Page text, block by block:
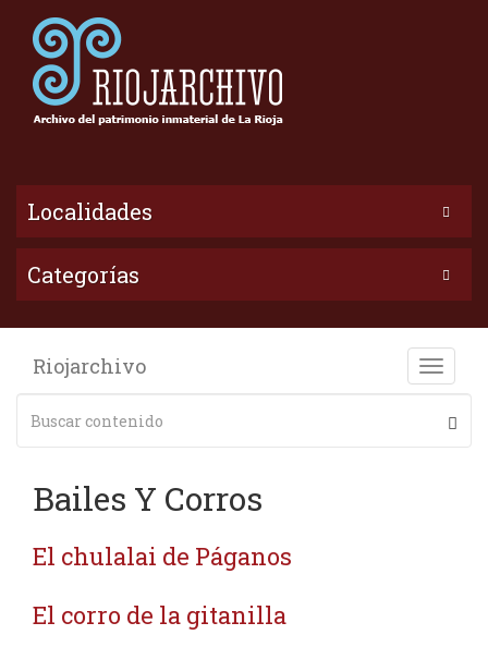
Localidades
Categorías
Toggle
Riojarchivo
Bailes Y Corros
El chulalai de Páganos
El corro de la gitanilla